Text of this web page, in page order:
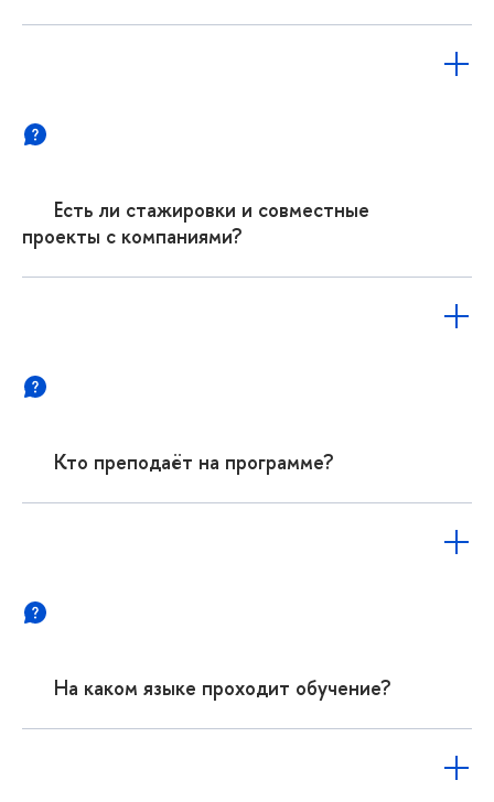
Есть ли стажировки и совместные
проекты с компаниями?
Кто преподаёт на программе?
На каком языке проходит обучение?